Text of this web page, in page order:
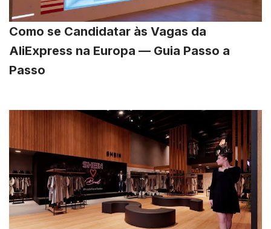
Como se Candidatar às Vagas da
AliExpress na Europa — Guia Passo a
Passo